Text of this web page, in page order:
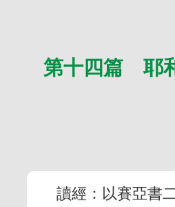
第十四篇 耶
讀經：以賽亞書